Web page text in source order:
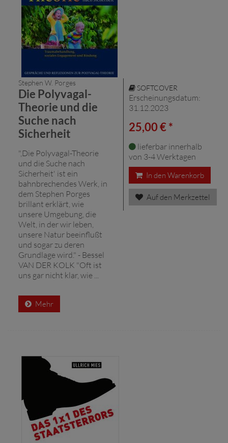
Stephen W. Porges
Die Polyvagal-
Theorie und die
Suche nach
Sicherheit
",Die Polyvagal-Theorie
und die Suche nach
Sicherheit' ist ein
bahnbrechendes Werk, in
dem Stephen Porges
brillant erklärt, wie
unsere Umgebung, die
Welt, in der wir leben,
unsere Natur beeinflußt
und sogar zu deren
Grundlage wird." - Bessel
VAN DER KOLK "Oft ist
uns gar nicht klar, wie ...
Mehr
SOFTCOVER
Erscheinungsdatum:
31.12.2023
25,00 € *
lieferbar innerhalb
von 3-4 Werktagen
In den Warenkorb
Auf den Merkzettel